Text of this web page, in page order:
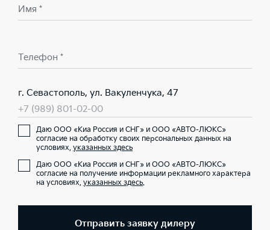
Имя *
Телефон *
г. Севастополь, ул. Вакуленчука, 47
+7 (989) 801-02-00
Даю ООО «Киа Россия и СНГ» и ООО «АВТО-ЛЮКС»
согласие на обработку своих персональных данных на
условиях, указанных здесь
Даю ООО «Киа Россия и СНГ» и ООО «АВТО-ЛЮКС»
согласие на получение информации рекламного характера
на условиях, указанных здесь.
Отправить заявку дилеру